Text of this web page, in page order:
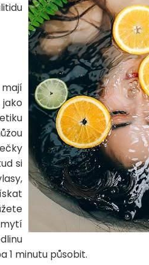
si
1 minutu působit.